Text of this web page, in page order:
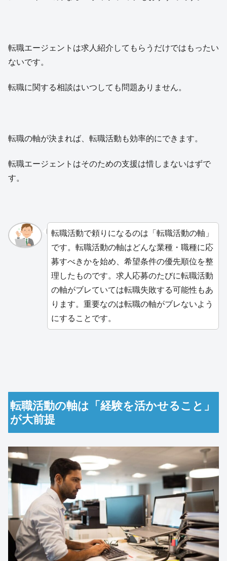
転職エージェントは求人紹介してもらうだけではもったい
ないです。
転職に関する相談はいつしても問題ありません。
転職の軸が決まれば、転職活動も効率的にできます。
転職エージェントはそのための支援は惜しまないはずで
す。
転職活動で頼りになるのは「転職活動の軸」
です。転職活動の軸はどんな業種・職種に応
募すべきかを始め、希望条件の優先順位を整
理したものです。求人応募のたびに転職活動
の軸がブレていては転職失敗する可能性もあ
ります。重要なのは転職の軸がブレないよう
にすることです。
転職活動の軸は「経験を活かせること」
が大前提